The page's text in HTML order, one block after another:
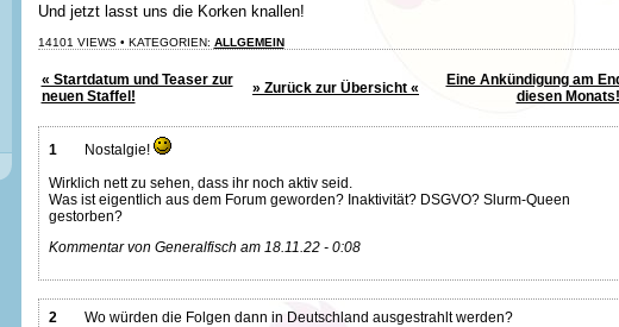
Und jetzt lasst uns die Korken knallen!
14101 VIEWS • KATEGORIEN: ALLGEMEIN
« Startdatum und Teaser zur
neuen Staffel!
» Zurück zur Übersicht «
Eine Ankündigung am
diesen
1
Nostalgie!
Wirklich nett zu sehen, dass ihr noch aktiv seid.
Was ist eigentlich aus dem Forum geworden? Inaktivität? DSGVO? Slurm-Queen
gestorben?
Kommentar von Generalfisch am 18.11.22 - 0:08
2
Wo würden die Folgen dann in Deutschland ausgestrahlt werden?